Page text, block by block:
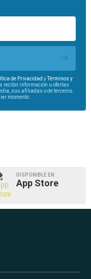
de Privacidad yTérminos y
recibir información u ofertas
sus afiliadas o de terceros.
momento.
DISPONIBLE EN
App Store